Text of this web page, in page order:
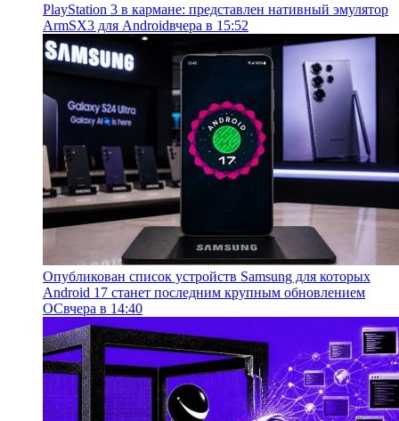
PlayStation 3 в кармане: представлен нативный эмулятор
ArmSX3 для Androidвчера в 15:52
Опубликован список устройств Samsung для которых
Android 17 станет последним крупным обновлением
ОСвчера в 14:40